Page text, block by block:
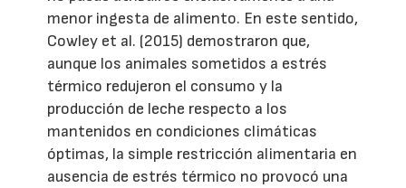
menor ingesta de alimento. En este sentido,
Cowley et al. (2015) demostraron que,
aunque los animales sometidos a estrés
térmico redujeron el consumo y la
producción de leche respecto a los
mantenidos en condiciones climáticas
óptimas, la simple restricción alimentaria en
ausencia de estrés térmico no provocó una